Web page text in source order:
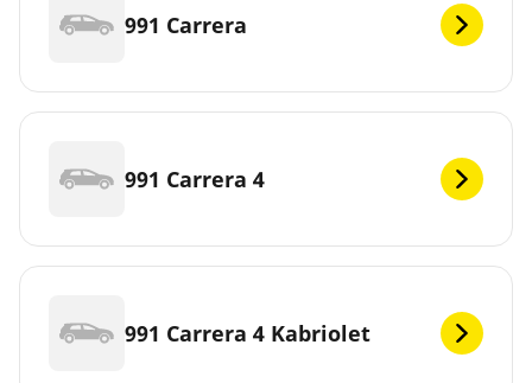
991 Carrera
991 Carrera 4
991 Carrera 4 Kabriolet